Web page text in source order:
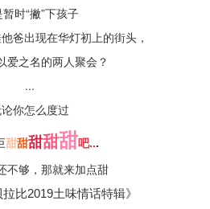
时“撇”下孩子
爸出现在华灯初上的街头，
爱之名的两人聚会？
...
你怎么度过
甜甜甜甜甜吧...
不够，那就来加点甜
比2019土味情话特辑》